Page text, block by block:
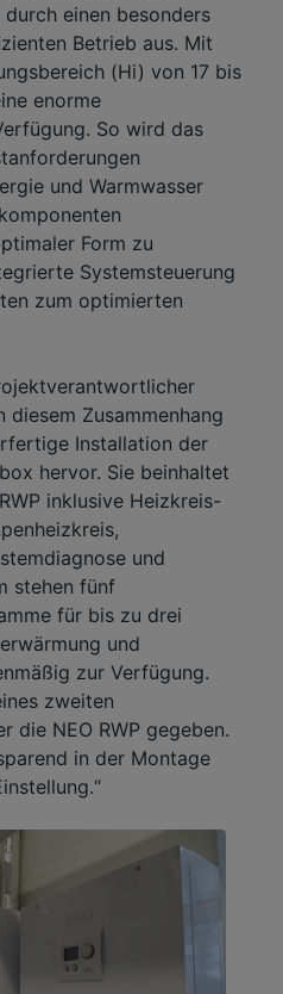
einen besonders
Betrieb aus. Mit
(Hi) von 17 bis
enorme
So wird das
und Warmwasser
Form zu
Systemsteuerung
zum optimierten
diesem Zusammenhang
Installation der
hervor. Sie beinhaltet
inklusive Heizkreis-
und
stehen fünf
für bis zu drei
und
zur Verfügung.
zweiten
die NEO RWP gegeben.
in der Montage